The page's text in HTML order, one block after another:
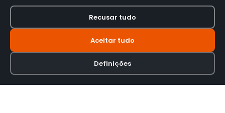
Recusar tudo
Aceitar tudo
Definições